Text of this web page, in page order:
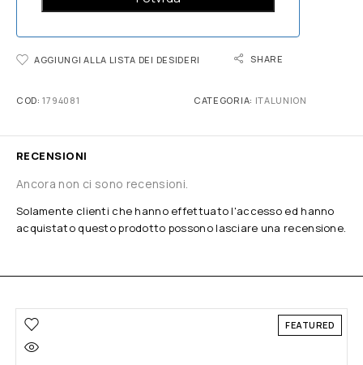
AGGIUNGI ALLA LISTA DEI DESIDERI SHARE
COD:1794081 CATEGORIA: ITALUNION
RECENSIONI
Ancora non ci sono recensioni.
Solamente clienti che hanno effettuato l'accesso ed hanno
acquistato questo prodotto possono lasciare una recensione.
FEATURED